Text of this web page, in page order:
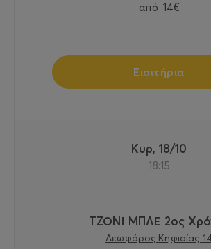
από 14€
Εισιτήρια
Κυρ, 18/10
18:15
ΤΖΟΝΙ ΜΠΛΕ 2ος
Λεωφόρος Κηφισίας 14